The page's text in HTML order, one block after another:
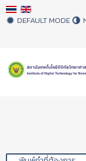
DEFAULT MODE